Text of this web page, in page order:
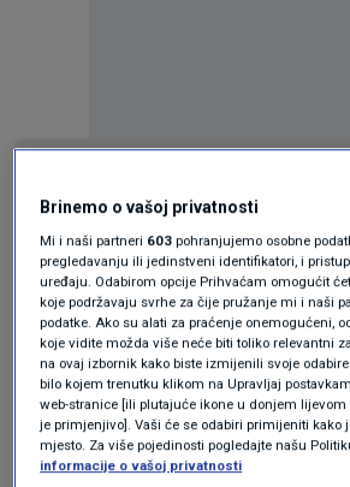
Pridruži se raspravi ili pročitaj
Pošalji
Pročitaj
Pratite nas na društvenim
Brinemo o vašoj privatnosti
Mi i naši partneri 603 pohranjujemo osobne
pregledavanju ili jedinstveni identifikatori, i
uređaju. Odabirom opcije Prihvaćam omogućit
koje podržavaju svrhe za čije pružanje mi i naši
podatke. Ako su alati za praćenje onemogućeni,
koje vidite možda više neće biti toliko relevantni
na ovaj izbornik kako biste izmijenili svoje
bilo kojem trenutku klikom na Upravljaj
web-stranice [ili plutajuće ikone u donjem lijevom
je primjenjivo]. Vaši će se odabiri primijeniti kako
mjesto. Za više pojedinosti pogledajte našu
informacije o vašoj privatnosti